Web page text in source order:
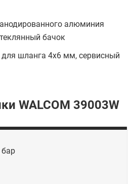
алюминия
бачок
шланга 4х6 мм, сервисный
WALCOM 39003W
бар